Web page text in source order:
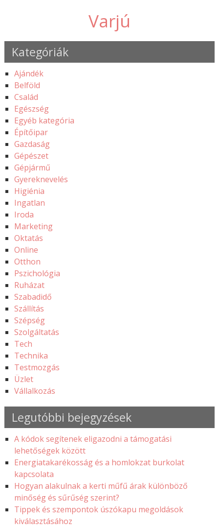
Varjú
Kategóriák
Ajándék
Belföld
Család
Egészség
Egyéb kategória
Építőipar
Gazdaság
Gépészet
Gépjármű
Gyereknevelés
Higiénia
Ingatlan
Iroda
Marketing
Oktatás
Online
Otthon
Pszichológia
Ruházat
Szabadidő
Szállítás
Szépség
Szolgáltatás
Tech
Technika
Testmozgás
Üzlet
Vállalkozás
Legutóbbi bejegyzések
A kódok segítenek eligazodni a támogatási
lehetőségek között
Energiatakarékosság és a homlokzat burkolat
kapcsolata
Hogyan alakulnak a kerti műfű árak különböző
minőség és sűrűség szerint?
Tippek és szempontok úszókapu megoldások
kiválasztásához